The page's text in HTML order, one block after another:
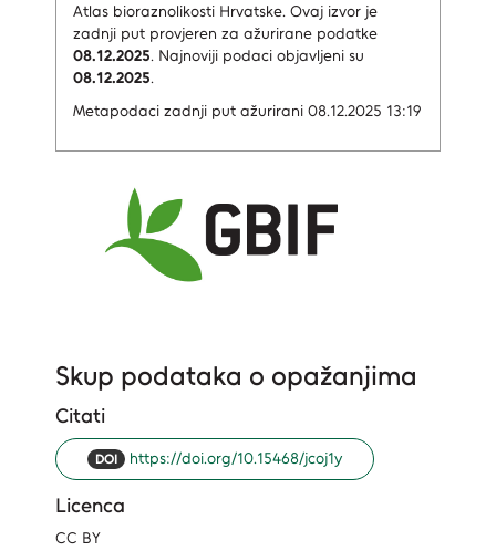
Atlas bioraznolikosti Hrvatske. Ovaj izvor je
zadnji put provjeren za ažurirane podatke
08.12.2025. Najnoviji podaci objavljeni su
08.12.2025.
Metapodaci zadnji put ažurirani 08.12.2025 13:19
Skup podataka o opažanjima
Citati
DOI https://doi.org/10.15468/jcoj1y
Licenca
CC BY